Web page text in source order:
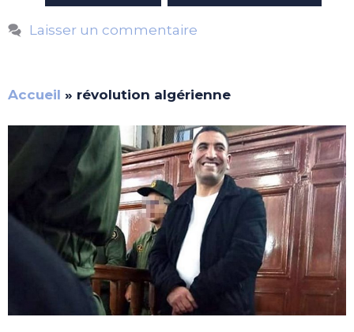
Laisser un commentaire
Accueil » révolution algérienne